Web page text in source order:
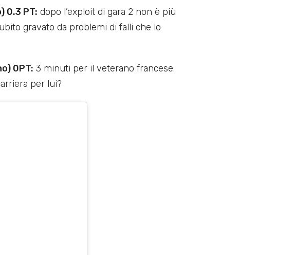
0.3 PT: dopo l’exploit di gara 2 non è più
gravato da problemi di falli che lo
0PT: 3 minuti per il veterano francese.
per lui?